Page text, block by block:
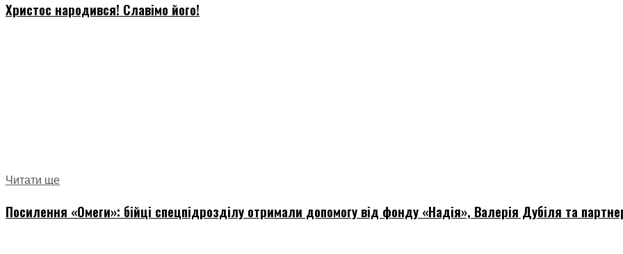
Христос народився! Славімо його!
Читати ще
Посилення «Омеги»: бійці спецпідрозділу отримали допомогу від фонду «Надія», Валерія Дубіля та